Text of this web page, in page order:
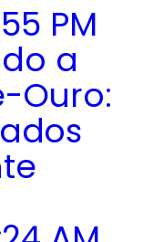
PM
a
Ouro: